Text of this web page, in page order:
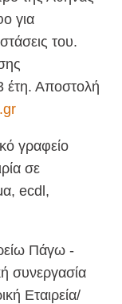
για
του.
έτη. Αποστολή
γραφείο
σε
ecdl,
Πάγω -
συνεργασία
Εταιρεία/